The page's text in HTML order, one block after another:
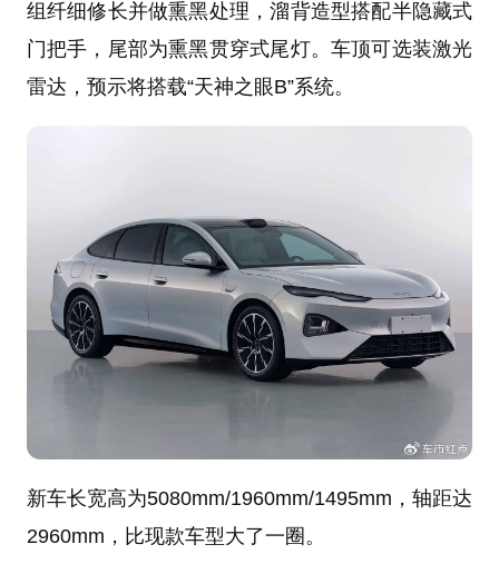
组纤细修长并做熏黑处理，溜背造型搭配半隐藏式
门把手，尾部为熏黑贯穿式尾灯。车顶可选装激光
雷达，预示将搭载“天神之眼B”系统。
新车长宽高为5080mm/1960mm/1495mm，轴距达
2960mm，比现款车型大了一圈。